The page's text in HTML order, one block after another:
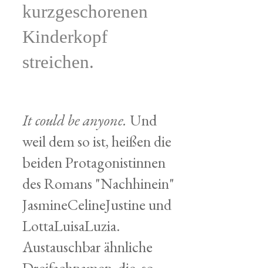
kurzgeschorenen
Kinderkopf
streichen.
It could be anyone. Und
weil dem so ist, heißen die
beiden Protagonistinnen
des Romans "Nachhinein"
JasmineCelineJustine und
LottaLuisaLuzia.
Austauschbar ähnliche